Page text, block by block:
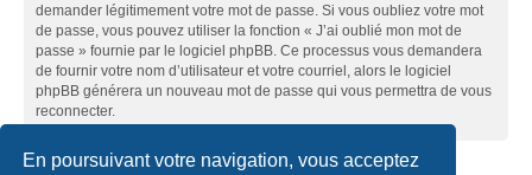
En poursuivant votre navigation, vous acceptez
demander légitimement votre mot de passe. Si vous oubliez votre mot
de passe, vous pouvez utiliser la fonction « J’ai oublié mon mot de
passe » fournie par le logiciel phpBB. Ce processus vous demandera
de fournir votre nom d’utilisateur et votre courriel, alors le logiciel
phpBB générera un nouveau mot de passe qui vous permettra de vous
reconnecter.